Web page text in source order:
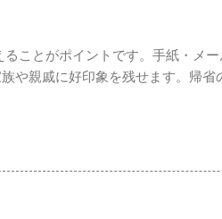
ることがポイントです。手紙・メ
や親戚に好印象を残せます。帰省